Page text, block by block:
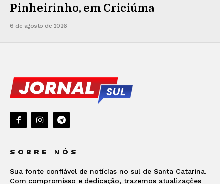
Pinheirinho, em Criciúma
6 de agosto de 2026
SOBRE NÓS
Sua fonte confiável de notícias no sul de Santa Catarina.
Com compromisso e dedicação, trazemos atualizações